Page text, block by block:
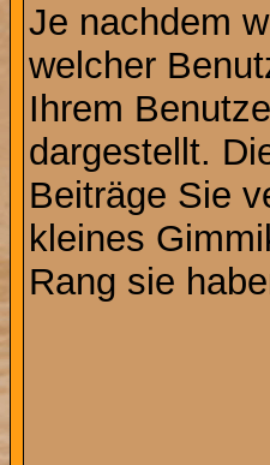
Je nachdem
welcher
Ihrem
dargestellt.
Beiträge Sie
kleines
Rang sie